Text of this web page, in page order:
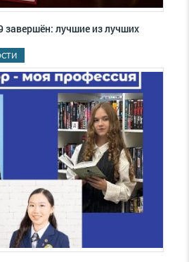
завершён: лучшие из лучших